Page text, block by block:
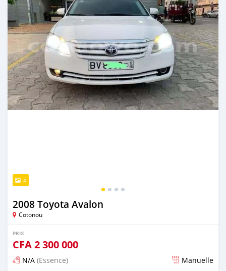
4
2008 Toyota Avalon
Cotonou
PRIX
CFA2 300 000
N/A (Essence) Manuelle